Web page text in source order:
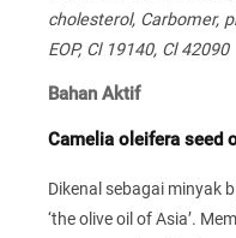
cholesterol, Carbomer,
EOP, Cl 19140, Cl 42090
Bahan Aktif
Camelia oleifera seed
Dikenal sebagai minyak
‘the olive oil of Asia’.